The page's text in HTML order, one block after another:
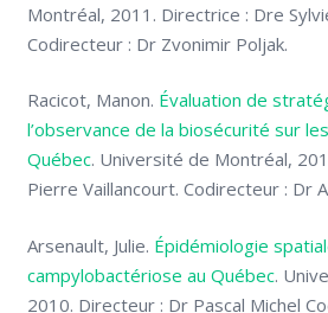
Montréal, 2011. Directrice : Dre
Codirecteur : Dr Zvonimir Poljak.
Racicot, Manon. Évaluation de
l’observance de la biosécurité sur
Québec. Université de Montréal,
Pierre Vaillancourt. Codirecteur : Dr
Arsenault, Julie. Épidémiologie
campylobactériose au Québec.
2010. Directeur : Dr Pascal Michel